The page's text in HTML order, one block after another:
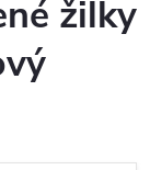
žilky